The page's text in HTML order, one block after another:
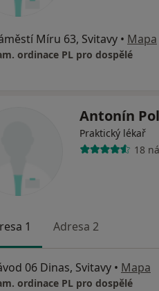
Míru 63, Svitavy • Mapa
ordinace PL pro dospělé
Antonín
Praktický lékař
18
1 Adresa 2
06 Dinas, Svitavy • Mapa
ordinace PL pro dospělé